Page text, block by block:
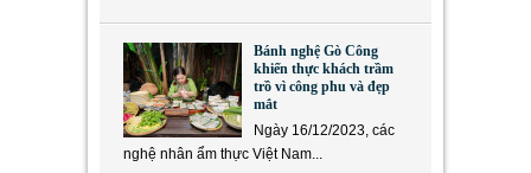
Bánh nghệ Gò Công
khiến thực khách trầm
trồ vì công phu và đẹp
mắt
Ngày 16/12/2023, các
nghệ nhân ẩm thực Việt Nam...